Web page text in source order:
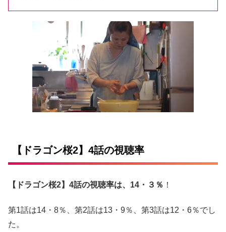
【ドラゴン桜2】4話の視聴率
【ドラゴン桜2】4話の視聴率は、14・３％ ！
第1話は14・8％、第2話は13・9％、第3話は12・6％でし
た。